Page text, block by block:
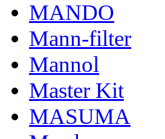
MANDO
Mann-filter
Mannol
Master Kit
MASUMA